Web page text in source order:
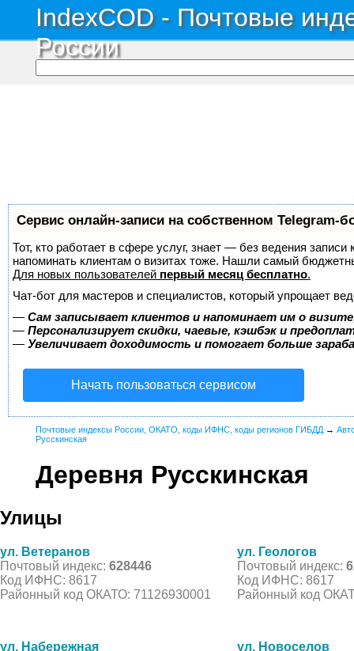
IndexCOD - Почтовые
России
Сервис онлайн-записи на собственном Telegram-
Тот, кто работает в сфере услуг, знает — без ведения
напоминать клиентам о визитах тоже. Нашли самый
Для новых пользователей первый месяц бесплатно.
Чат-бот для мастеров и специалистов, который упрощает
— Сам записывает клиентов и напоминает им о
— Персонализирует скидки, чаевые, кэшбэк и
— Увеличивает доходимость и помогает больше
Начать пользоваться сервисом
Почтовые индексы России, ОКАТО, коды ИФНС, коды регионов ГИБДД →
Русскинская
Деревня Русскинская
Улицы
ул. Ветеранов
Почтовый индекс: 628446
Код ИФНС: 8617
Районный код ОКАТО: 71126930001
ул. Геологов
Почтовый индекс:
Код ИФНС: 8617
Районный код
ул. Набережная
ул. Новоселов